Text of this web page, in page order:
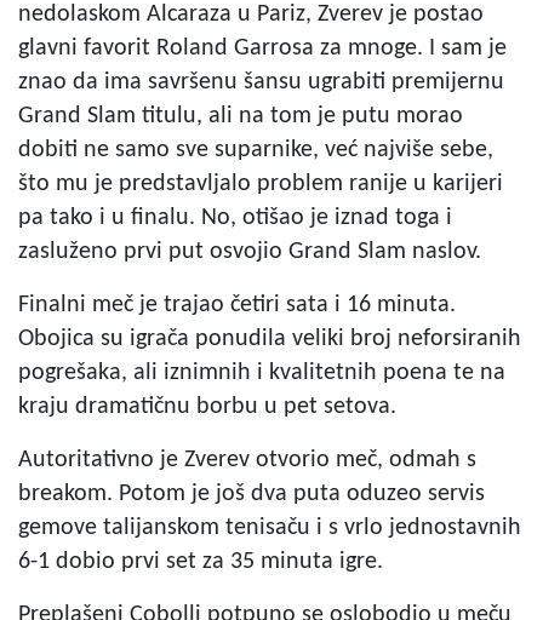
nedolaskom Alcaraza u Pariz, Zverev je postao
glavni favorit Roland Garrosa za mnoge. I sam je
znao da ima savršenu šansu ugrabiti premijernu
Grand Slam titulu, ali na tom je putu morao
dobiti ne samo sve suparnike, već najviše sebe,
što mu je predstavljalo problem ranije u karijeri
pa tako i u finalu. No, otišao je iznad toga i
zasluženo prvi put osvojio Grand Slam naslov.
Finalni meč je trajao četiri sata i 16 minuta.
Obojica su igrača ponudila veliki broj neforsiranih
pogrešaka, ali iznimnih i kvalitetnih poena te na
kraju dramatičnu borbu u pet setova.
Autoritativno je Zverev otvorio meč, odmah s
breakom. Potom je još dva puta oduzeo servis
gemove talijanskom tenisaču i s vrlo jednostavnih
6-1 dobio prvi set za 35 minuta igre.
Preplašeni Cobolli potpuno se oslobodio u meču